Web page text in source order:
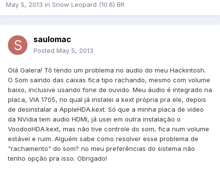
May 5, 2013 in Snow Leopard (10.6) BR
saulomac
Posted May 5, 2013
Olá Galera! Tô tendo um problema no audio do meu Hackintosh.
O Som saindo das caixas fica tipo rachando, mesmo com volume
baixo, inclusive usando fone de ouvido. Meu áudio é integrado na
placa, VIA 1705, no qual já instalei a kext própria pra ele, depois
de desinstalar a AppleHDA.kext. Só que a minha placa de video
da NVidia tem audio HDMI, já usei em outra instalação o
VoodooHDA.kext, mas não tive controle do som, fica num volume
estável e ruim. Alguém sabe como resolver esse problema de
"rachamento" do som? no meu preferências do sistema não
tenho opção pra isso. Obrigado!